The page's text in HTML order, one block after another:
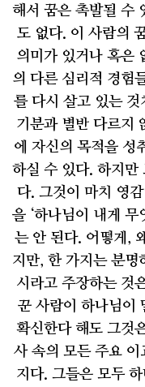
해서 꿈은 촉발될 수
도 없다. 이 사람의
의미가 있거나 혹은
의 다른 심리적 경험
를 다시 살고 있는
기분과 별반 다르지
에 자신의 목적을 성
하실 수 있다. 하지만
다. 그것이 마치 영
을 ‘하나님이 내게 무
는 안 된다. 어떻게 ,
지만, 한 가지는 분명
시라고 주장하는 것
꾼 사람이 하나님이
확신한다 해도 그것
사 속의 모든 주요
지다. 그들은 모두